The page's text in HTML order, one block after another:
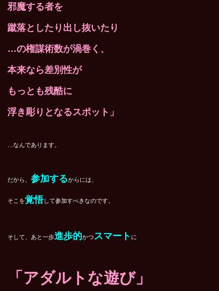
邪魔する者を
蹴落としたり出し抜いたり
…の権謀術数が渦巻く、
本来なら差別性が
もっとも残酷に
浮き彫りとなるスポット」
…なんであります。
だから、 参加するからには、
そこを覚悟して参加すべきなのです。
そして、あと一歩進歩的かつスマート に
「アダルトな遊び」